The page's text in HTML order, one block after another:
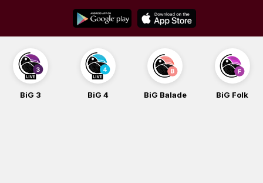
content
BiG 3 BiG 4 BiG Balade BiG Folk